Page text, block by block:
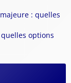
: quelles
options